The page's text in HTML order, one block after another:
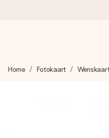
We maken jouw cadeau
Onze cadeaus worden
Home Fotokaart